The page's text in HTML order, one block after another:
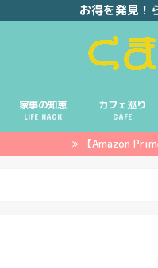
お得を発見！
家事の知恵
LIFE HACK
カフェ巡り
CAFE
【Amazon